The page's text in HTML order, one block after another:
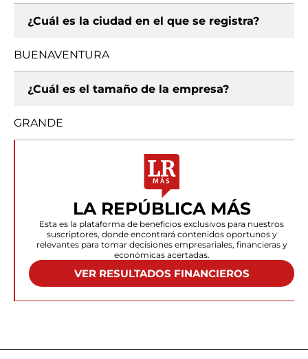
¿Cuál es la ciudad en el que se registra?
BUENAVENTURA
¿Cuál es el tamaño de la empresa?
GRANDE
LA REPÚBLICA MÁS
Esta es la plataforma de beneficios exclusivos para nuestros
suscriptores, donde encontrará contenidos oportunos y
relevantes para tomar decisiones empresariales, financieras y
económicas acertadas.
VER RESULTADOS FINANCIEROS